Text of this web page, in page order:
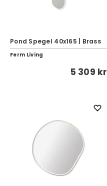
Pond Spegel 40x165 | Brass
Ferm Living
5 309 kr